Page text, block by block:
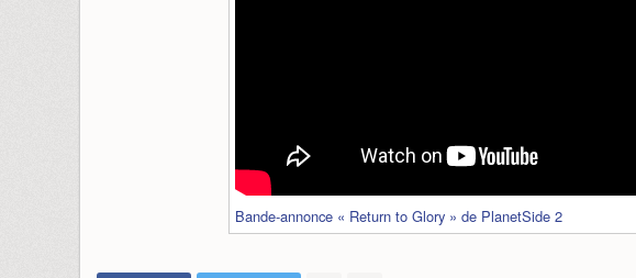
Bande-annonce « Return to Glory » de PlanetSide 2